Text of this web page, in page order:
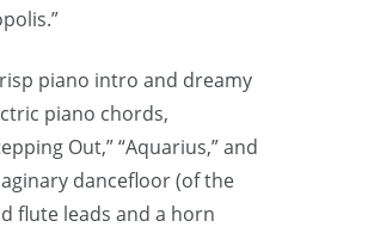
piano intro and dreamy
piano chords,
Out,” “Aquarius,” and
dancefloor (of the
flute leads and a horn